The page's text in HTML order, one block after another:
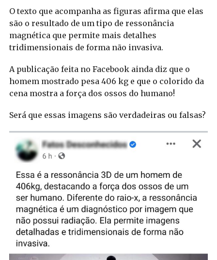
O texto que acompanha as figuras afirma que elas
são o resultado de um tipo de ressonância
magnética que permite mais detalhes
tridimensionais de forma não invasiva.
A publicação feita no Facebook ainda diz que o
homem mostrado pesa 406 kg e que o colorido da
cena mostra a força dos ossos do humano!
Será que essas imagens são verdadeiras ou falsas?